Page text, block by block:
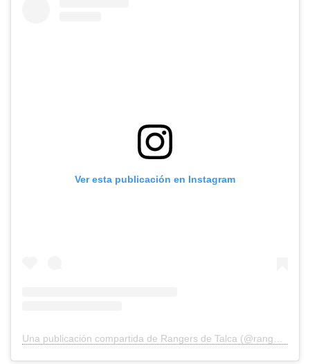
Ver esta publicación en Instagram